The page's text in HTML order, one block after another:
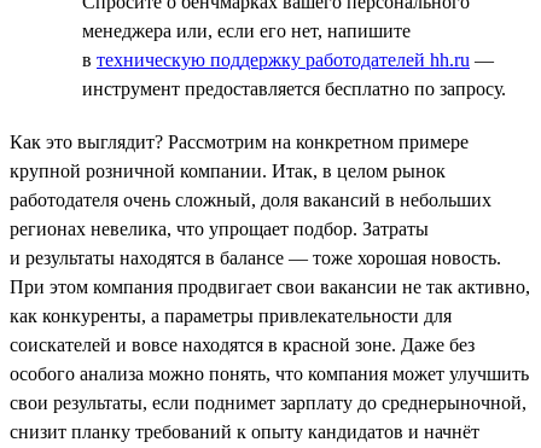
менеджера или, если его нет, напишите
в техническую поддержку работодателей hh.ru —
инструмент предоставляется бесплатно по запросу.
Как это выглядит? Рассмотрим на конкретном примере
крупной розничной компании. Итак, в целом рынок
работодателя очень сложный, доля вакансий в небольших
регионах невелика, что упрощает подбор. Затраты
и результаты находятся в балансе — тоже хорошая новость.
При этом компания продвигает свои вакансии не так активно,
как конкуренты, а параметры привлекательности для
соискателей и вовсе находятся в красной зоне. Даже без
особого анализа можно понять, что компания может улучшить
свои результаты, если поднимет зарплату до среднерыночной,
снизит планку требований к опыту кандидатов и начнёт